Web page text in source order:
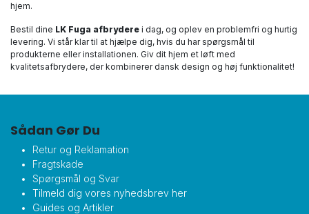
hjem.
Bestil dine LK Fuga afbrydere i dag, og oplev en problemfri og hurtig
levering. Vi står klar til at hjælpe dig, hvis du har spørgsmål til
produkterne eller installationen. Giv dit hjem et løft med
kvalitetsafbrydere, der kombinerer dansk design og høj funktionalitet!
Sådan Gør Du
Retur og Reklamation
Fragtskade
Spørgsmål og Svar
Tilmeld dig vores nyhedsbrev her
Guides og Artikler